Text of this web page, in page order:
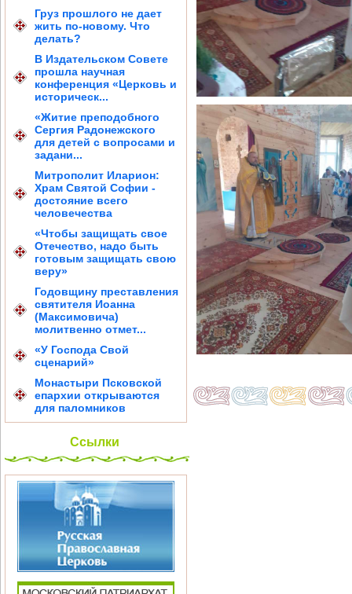
Груз прошлого не дает
жить по-новому. Что
делать?
В Издательском Совете
прошла научная
конференция «Церковь и
историческ...
«Житие преподобного
Сергия Радонежского
для детей с вопросами и
задани...
Митрополит Иларион:
Храм Святой Софии -
достояние всего
человечества
«Чтобы защищать свое
Отечество, надо быть
готовым защищать свою
веру»
Годовщину преставления
святителя Иоанна
(Максимовича)
молитвенно отмет...
«У Господа Свой
сценарий»
Монастыри Псковской
епархии открываются
для паломников
Ссылки